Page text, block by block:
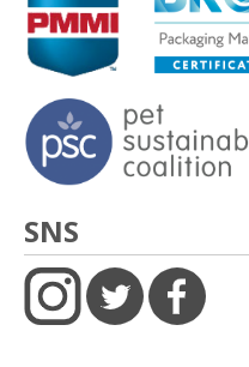
SNS